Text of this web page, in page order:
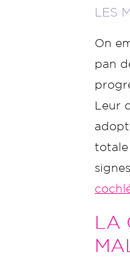
LES
On
pan
Leur
totale
LA